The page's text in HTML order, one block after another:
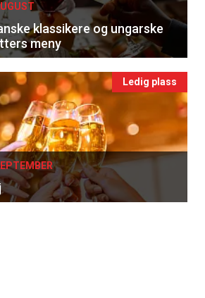
klassikere og ungarske
meny
Ledig plass